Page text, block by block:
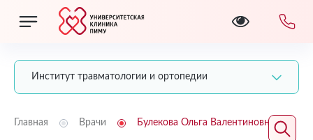
Институт травматологии и ортопедии
Главная Врачи Булекова Ольга Валентиновна